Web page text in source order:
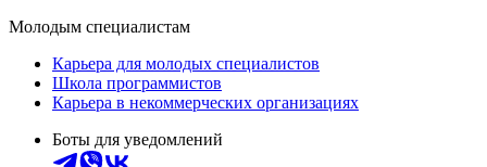
Молодым специалистам
Карьера для молодых специалистов
Школа программистов
Карьера в некоммерческих организациях
Боты для уведомлений